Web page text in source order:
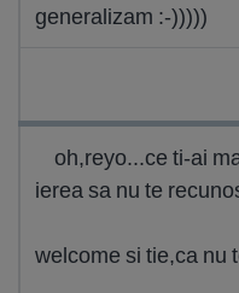
generalizam :-)))))
oh,reyo...ce ti-ai
ierea sa nu te
welcome si tie,ca nu